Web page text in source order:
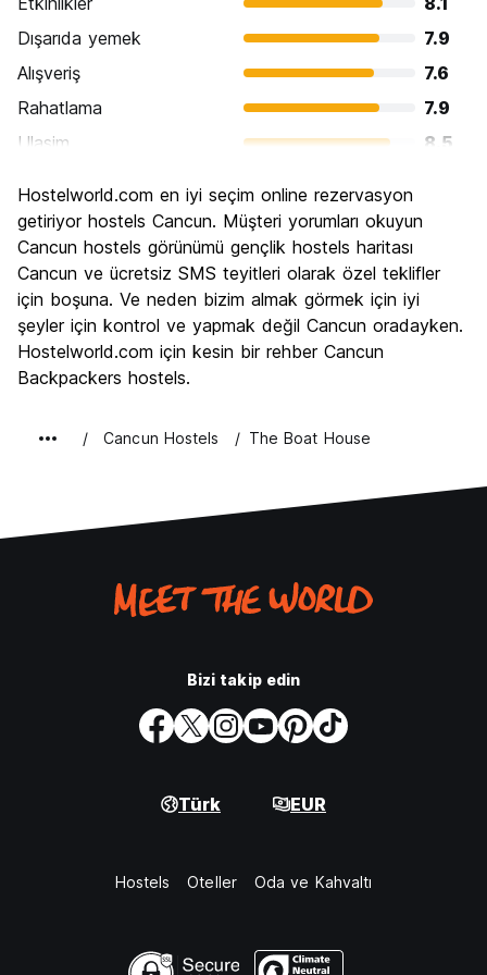
Dışarıda yemek
7.9
Alışveriş
7.6
Rahatlama
7.9
Ulasim
8.5
Kültür
Gece hayatı
Ekonomik
6.7
Hostelworld.com en iyi seçim online rezervasyon
getiriyor hostels Cancun. Müşteri yorumları okuyun
Cancun hostels görünümü gençlik hostels haritası
Cancun ve ücretsiz SMS teyitleri olarak özel teklifler
için boşuna. Ve neden bizim almak görmek için iyi
şeyler için kontrol ve yapmak değil Cancun oradayken.
Hostelworld.com için kesin bir rehber Cancun
Backpackers hostels.
Cancun Hostels The Boat House
Bizi takip edin
Türk EUR
Hostels Oteller Oda ve Kahvaltı